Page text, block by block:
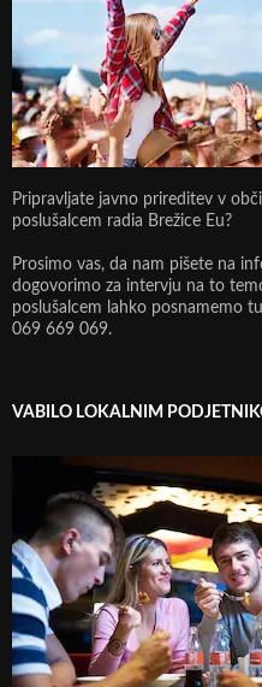
Pripravljate javno prireditev v
poslušalcem radia Brežice Eu?
Prosimo vas, da nam pišete na
dogovorimo za intervju na to
poslušalcem lahko posnamemo
069 669 069.
VABILO LOKALNIM